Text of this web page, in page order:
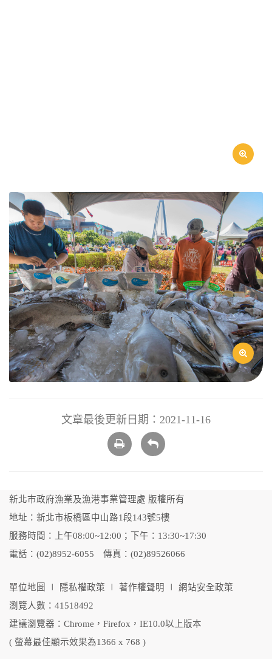
文章最後更新日期：2021-11-16
列
回
頁
新北市政府漁業及漁港事業管理處 版權所有
地址：新北市板橋區中山路1段143號5樓
服務時間：上午08:00~12:00；下午：13:30~17:30
電話：(02)8952-6055 傳真：(02)89526066
單位地圖 ∣ 隱私權政策 ∣ 著作權聲明 ∣ 網站安全政策
瀏覽人數：41518492
建議瀏覽器：Chrome，Firefox，IE10.0以上版本
( 螢幕最佳顯示效果為1366 x 768 )